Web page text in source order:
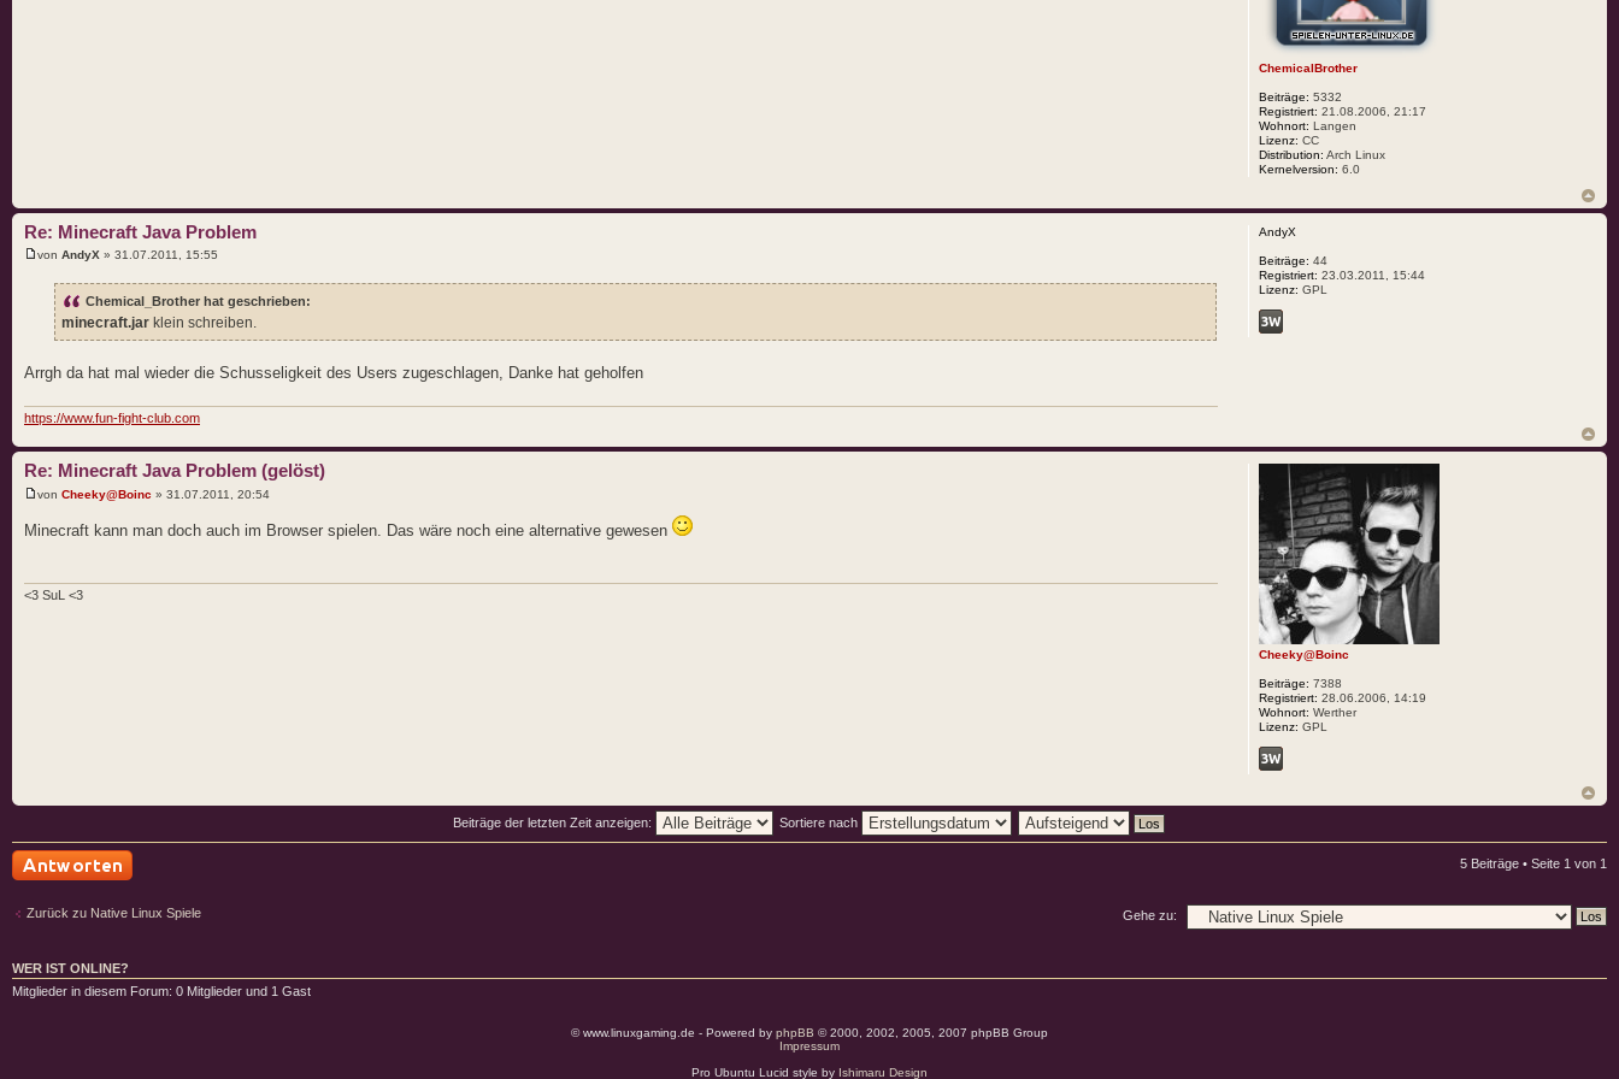
ChemicalBrother
Beiträge: 5332
Registriert: 21.08.2006, 21:17
Wohnort: Langen
Lizenz: CC
Distribution: Arch Linux
Kernelversion: 6.0
Re: Minecraft Java Problem
von AndyX » 31.07.2011, 15:55
Chemical_Brother hat geschrieben:
minecraft.jar klein schreiben.
Arrgh da hat mal wieder die Schusseligkeit des Users zugeschlagen, Danke hat geholfen
https://www.fun-fight-club.com
AndyX
Beiträge: 44
Registriert: 23.03.2011, 15:44
Lizenz: GPL
Re: Minecraft Java Problem (gelöst)
von Cheeky@Boinc » 31.07.2011, 20:54
Minecraft kann man doch auch im Browser spielen. Das wäre noch eine alternative gewesen
<3 SuL <3
Cheeky@Boinc
Beiträge: 7388
Registriert: 28.06.2006, 14:19
Wohnort: Werther
Lizenz: GPL
Beiträge der letzten Zeit anzeigen: Sortiere nach
5 Beiträge • Seite 1 von 1
Zurück zu Native Linux Spiele Gehe zu:
WER IST ONLINE?
Mitglieder in diesem Forum: 0 Mitglieder und 1 Gast
© www.linuxgaming.de - Powered by phpBB © 2000, 2002, 2005, 2007 phpBB Group
Impressum
Pro Ubuntu Lucid style by Ishimaru Design